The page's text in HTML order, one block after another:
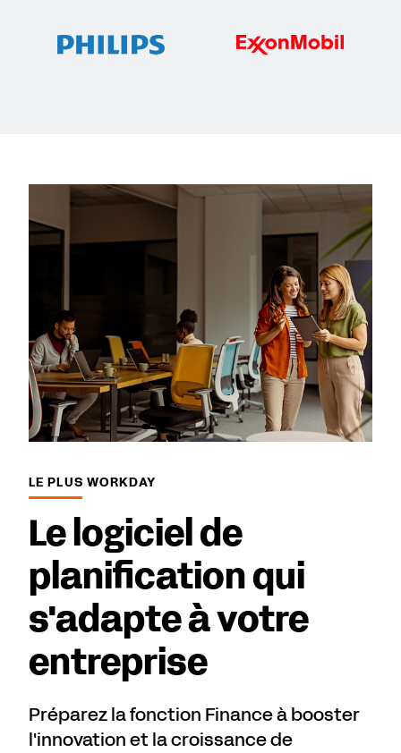
LE PLUS WORKDAY
Le logiciel de
planification qui
s'adapte à votre
entreprise
Préparez la fonction Finance à booster
l'innovation et la croissance de